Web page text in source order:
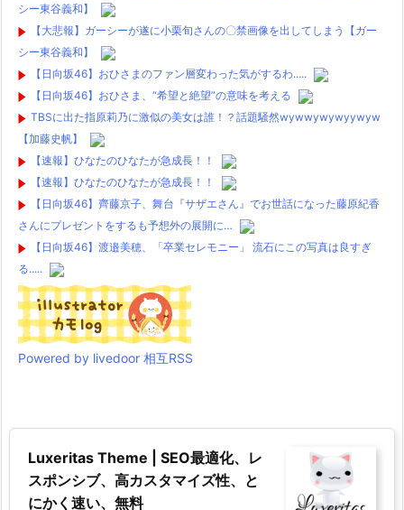
シー東谷義和】
【大悲報】ガーシーが遂に小栗旬さんの〇禁画像を出してしまう【ガー
シー東谷義和】
【日向坂46】おひさまのファン層変わった気がするわ.....
【日向坂46】おひさま、“希望と絶望”の意味を考える
TBSに出た指原莉乃に激似の美女は誰！？話題騒然wywwywywyywyw
【加藤史帆】
【速報】ひなたのひなたが急成長！！
【速報】ひなたのひなたが急成長！！
【日向坂46】齊藤京子、舞台『サザエさん』でお世話になった藤原紀香
さんにプレゼントをするも予想外の展開に…
【日向坂46】渡邉美穂、「卒業セレモニー」 流石にこの写真は良すぎ
る.....
Powered by livedoor 相互RSS
Luxeritas Theme | SEO最適化、レ
スポンシブ、高カスタマイズ性、と
にかく速い、無料